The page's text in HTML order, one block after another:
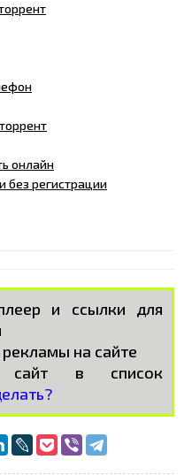
онлайн
без регистрации
и ссылки для
на сайте
в список